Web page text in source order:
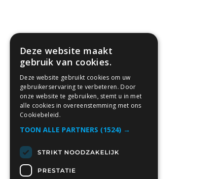
Deze website maakt
gebruik van cookies.
Deze website gebruikt cookies om uw
gebruikerservaring te verbeteren. Door
onze website te gebruiken, stemt u in met
alle cookies in overeenstemming met ons
Cookiebeleid.
TOON ALLE PARTNERS (1524) →
STRIKT NOODZAKELIJK
PRESTATIE